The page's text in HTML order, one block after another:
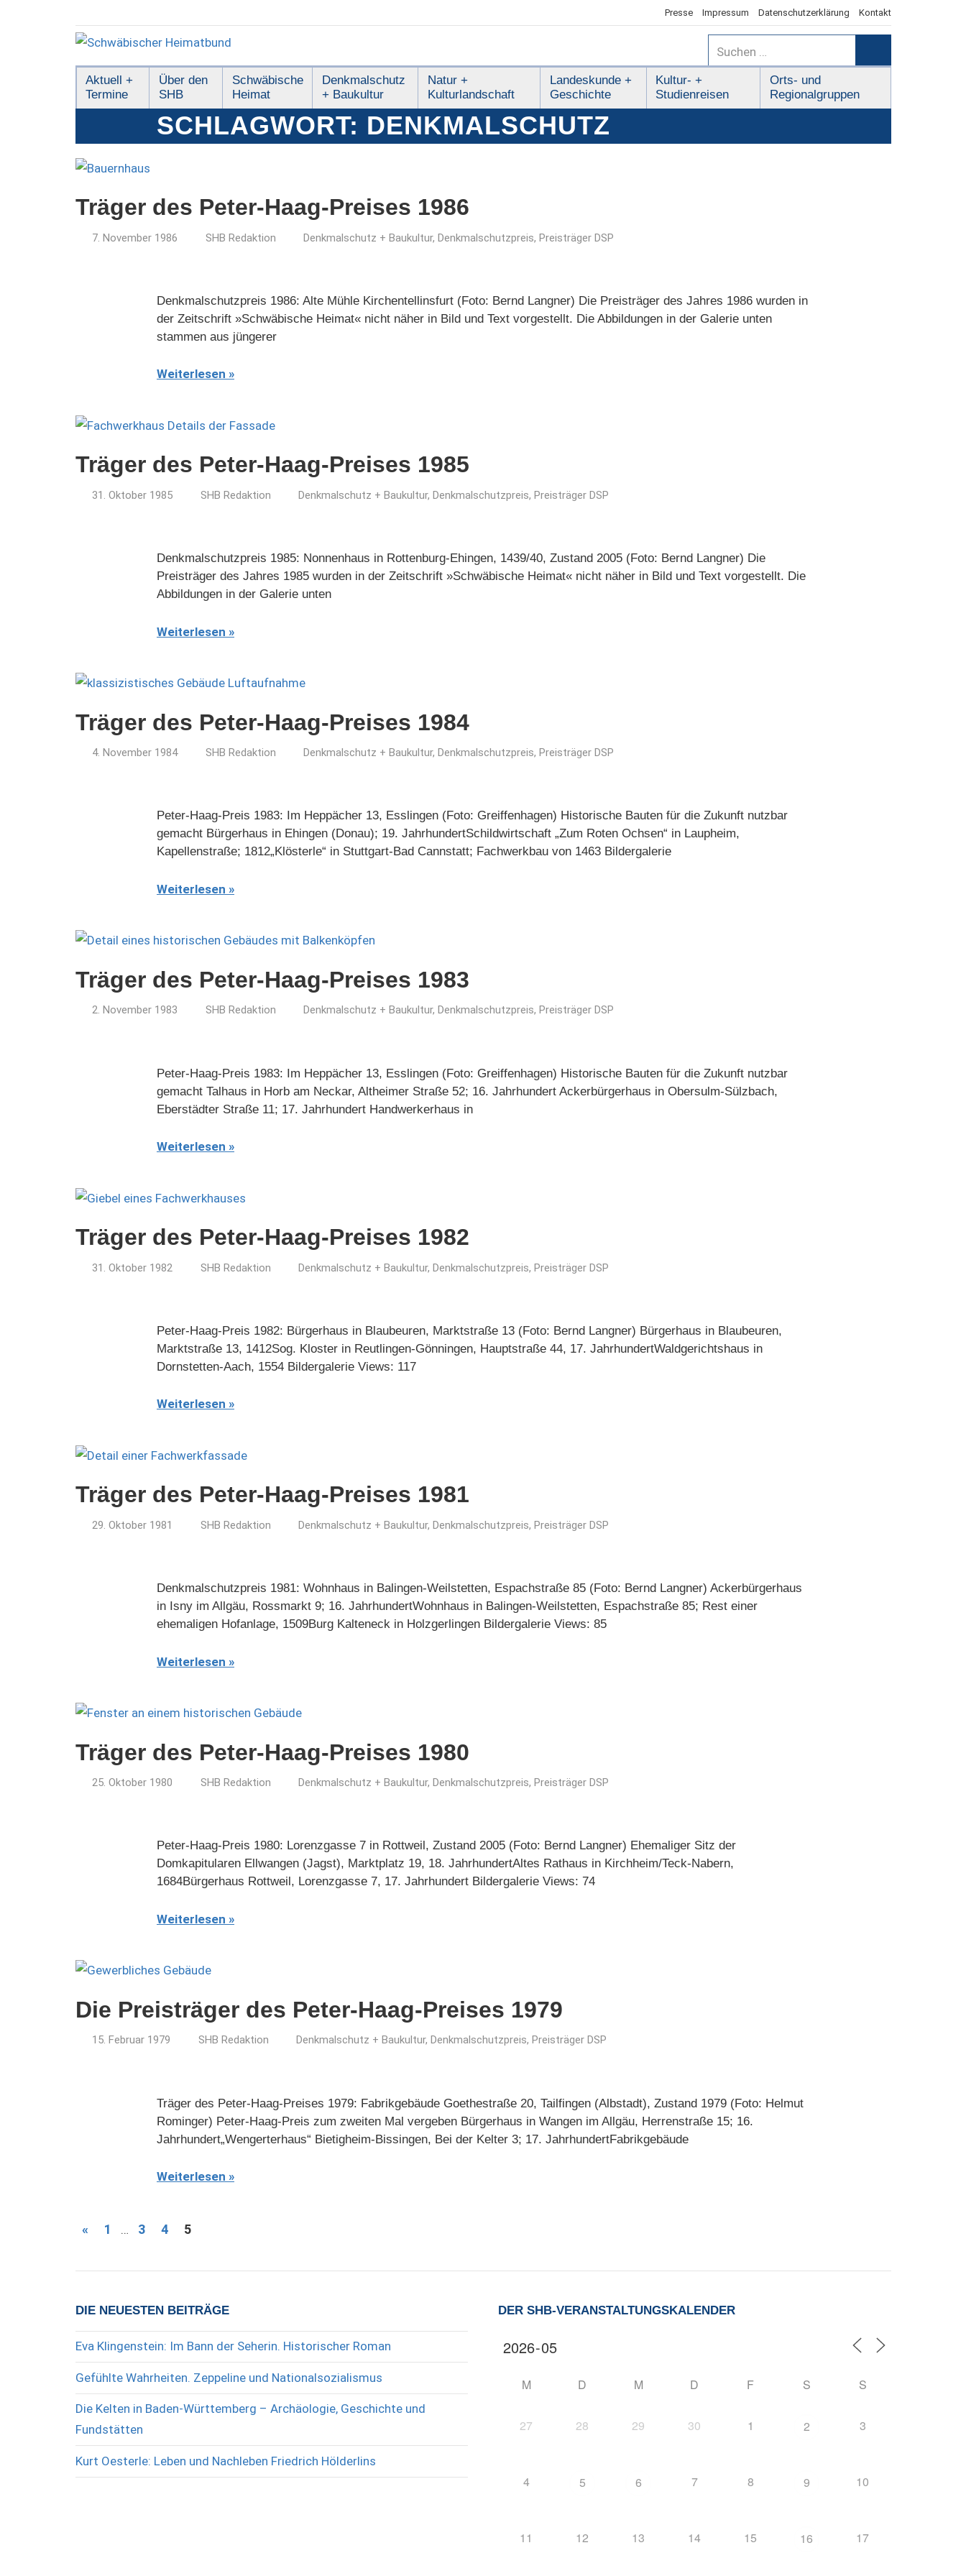
Presse Impressum Datenschutzerklärung Kontakt
Schwäbischer
Heimatbund
Suchen
nach:
Aktuell +
Termine
Über den
SHB
Schwäbische
Heimat
Denkmalschutz
+ Baukultur
Natur +
Kulturlandschaft
Landeskunde +
Geschichte
Kultur- +
Studienreisen
Orts- und
Regionalgruppen
SCHLAGWORT: DENKMALSCHUTZ
Träger des Peter-Haag-Preises 1986
7. November 1986 SHB Redaktion Denkmalschutz + Baukultur, Denkmalschutzpreis, Preisträger DSP
Denkmalschutzpreis 1986: Alte Mühle Kirchentellinsfurt (Foto: Bernd Langner) Die Preisträger des Jahres 1986 wurden in
der Zeitschrift »Schwäbische Heimat« nicht näher in Bild und Text vorgestellt. Die Abbildungen in der Galerie unten
stammen aus jüngerer
Weiterlesen
Träger des Peter-Haag-Preises 1985
31. Oktober 1985 SHB Redaktion Denkmalschutz + Baukultur, Denkmalschutzpreis, Preisträger DSP
Denkmalschutzpreis 1985: Nonnenhaus in Rottenburg-Ehingen, 1439/40, Zustand 2005 (Foto: Bernd Langner) Die
Preisträger des Jahres 1985 wurden in der Zeitschrift »Schwäbische Heimat« nicht näher in Bild und Text vorgestellt. Die
Abbildungen in der Galerie unten
Weiterlesen
Träger des Peter-Haag-Preises 1984
4. November 1984 SHB Redaktion Denkmalschutz + Baukultur, Denkmalschutzpreis, Preisträger DSP
Peter-Haag-Preis 1983: Im Heppächer 13, Esslingen (Foto: Greiffenhagen) Historische Bauten für die Zukunft nutzbar
gemacht Bürgerhaus in Ehingen (Donau); 19. JahrhundertSchildwirtschaft „Zum Roten Ochsen“ in Laupheim,
Kapellenstraße; 1812„Klösterle“ in Stuttgart-Bad Cannstatt; Fachwerkbau von 1463 Bildergalerie
Weiterlesen
Träger des Peter-Haag-Preises 1983
2. November 1983 SHB Redaktion Denkmalschutz + Baukultur, Denkmalschutzpreis, Preisträger DSP
Peter-Haag-Preis 1983: Im Heppächer 13, Esslingen (Foto: Greiffenhagen) Historische Bauten für die Zukunft nutzbar
gemacht Talhaus in Horb am Neckar, Altheimer Straße 52; 16. Jahrhundert Ackerbürgerhaus in Obersulm-Sülzbach,
Eberstädter Straße 11; 17. Jahrhundert Handwerkerhaus in
Weiterlesen
Träger des Peter-Haag-Preises 1982
31. Oktober 1982 SHB Redaktion Denkmalschutz + Baukultur, Denkmalschutzpreis, Preisträger DSP
Peter-Haag-Preis 1982: Bürgerhaus in Blaubeuren, Marktstraße 13 (Foto: Bernd Langner) Bürgerhaus in Blaubeuren,
Marktstraße 13, 1412Sog. Kloster in Reutlingen-Gönningen, Hauptstraße 44, 17. JahrhundertWaldgerichtshaus in
Dornstetten-Aach, 1554 Bildergalerie Views: 117
Weiterlesen
Träger des Peter-Haag-Preises 1981
29. Oktober 1981 SHB Redaktion Denkmalschutz + Baukultur, Denkmalschutzpreis, Preisträger DSP
Denkmalschutzpreis 1981: Wohnhaus in Balingen-Weilstetten, Espachstraße 85 (Foto: Bernd Langner) Ackerbürgerhaus
in Isny im Allgäu, Rossmarkt 9; 16. JahrhundertWohnhaus in Balingen-Weilstetten, Espachstraße 85; Rest einer
ehemaligen Hofanlage, 1509Burg Kalteneck in Holzgerlingen Bildergalerie Views: 85
Weiterlesen
Träger des Peter-Haag-Preises 1980
25. Oktober 1980 SHB Redaktion Denkmalschutz + Baukultur, Denkmalschutzpreis, Preisträger DSP
Peter-Haag-Preis 1980: Lorenzgasse 7 in Rottweil, Zustand 2005 (Foto: Bernd Langner) Ehemaliger Sitz der
Domkapitularen Ellwangen (Jagst), Marktplatz 19, 18. JahrhundertAltes Rathaus in Kirchheim/Teck-Nabern,
1684Bürgerhaus Rottweil, Lorenzgasse 7, 17. Jahrhundert Bildergalerie Views: 74
Weiterlesen
Die Preisträger des Peter-Haag-Preises 1979
15. Februar 1979 SHB Redaktion Denkmalschutz + Baukultur, Denkmalschutzpreis, Preisträger DSP
Träger des Peter-Haag-Preises 1979: Fabrikgebäude Goethestraße 20, Tailfingen (Albstadt), Zustand 1979 (Foto: Helmut
Rominger) Peter-Haag-Preis zum zweiten Mal vergeben Bürgerhaus in Wangen im Allgäu, Herrenstraße 15; 16.
Jahrhundert„Wengerterhaus“ Bietigheim-Bissingen, Bei der Kelter 3; 17. JahrhundertFabrikgebäude
Weiterlesen
Seitennummerierung
«Vorherige
1 … 3 4 5
DIE NEUESTEN BEITRÄGE
Eva Klingenstein: Im Bann der Seherin. Historischer Roman
Gefühlte Wahrheiten. Zeppeline und Nationalsozialismus
Die Kelten in Baden-Württemberg – Archäologie, Geschichte und
Fundstätten
Kurt Oesterle: Leben und Nachleben Friedrich Hölderlins
DER SHB-VERANSTALTUNGSKALENDER
M D M D F S S
27 28 29 30 1 2 3
4 5 6 7 8 9 10
11 12 13 14 15 16 17